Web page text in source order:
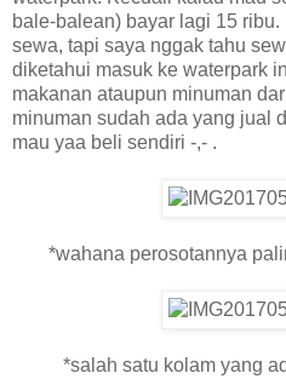
bale-balean) bayar lagi 15
sewa, tapi saya nggak tahu
diketahui masuk ke waterpark
makanan ataupun minuman
minuman sudah ada yang jual
mau yaa beli sendiri -,- .
*wahana perosotannya
*salah satu kolam yang